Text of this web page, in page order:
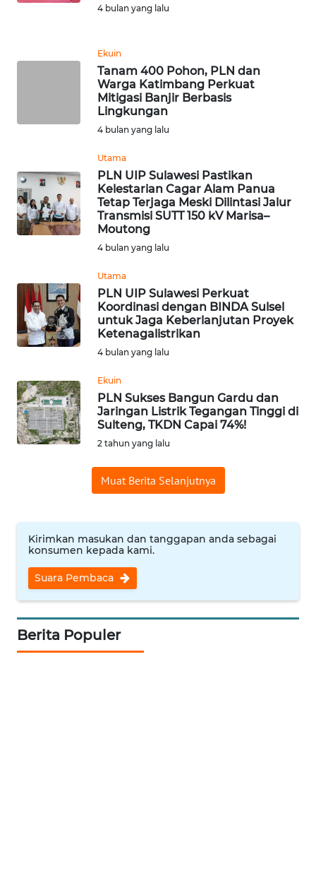
4 bulan yang lalu
Ekuin
Tanam 400 Pohon, PLN dan
Warga Katimbang Perkuat
Mitigasi Banjir Berbasis
Lingkungan
4 bulan yang lalu
Utama
PLN UIP Sulawesi Pastikan
Kelestarian Cagar Alam Panua
Tetap Terjaga Meski Dilintasi Jalur
Transmisi SUTT 150 kV Marisa–
Moutong
4 bulan yang lalu
Utama
PLN UIP Sulawesi Perkuat
Koordinasi dengan BINDA Sulsel
untuk Jaga Keberlanjutan Proyek
Ketenagalistrikan
4 bulan yang lalu
Ekuin
PLN Sukses Bangun Gardu dan
Jaringan Listrik Tegangan Tinggi di
Sulteng, TKDN Capai 74%!
2 tahun yang lalu
Muat Berita Selanjutnya
Kirimkan masukan dan tanggapan anda sebagai
konsumen kepada kami.
Suara Pembaca
Berita Populer
WN
WN
SUKABUMI
WN
PURWAKARTA
PRIANGAN
TIMUR
WN
WN
SOLO
WN
WN
SURABAYA
WN
NATUNA
WN